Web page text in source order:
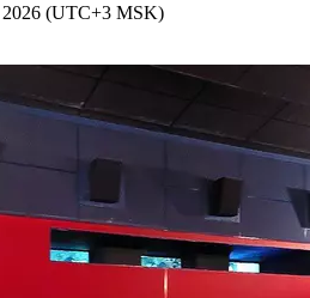
(UTC+3 MSK)